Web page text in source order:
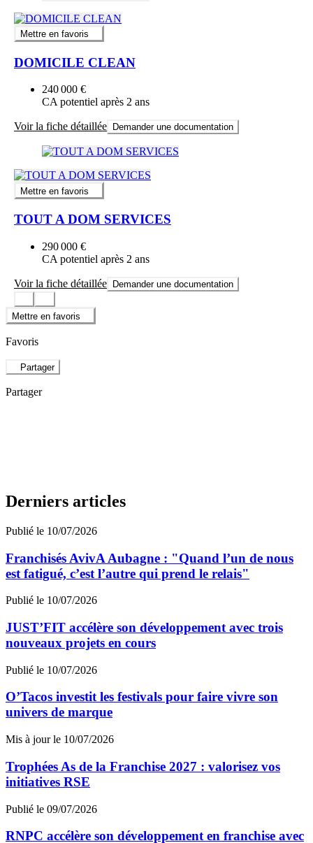
Mettre en favoris
DOMICILE CLEAN
240 000 €
CA potentiel après 2 ans
Voir la fiche détaillée Demander une documentation
Mettre en favoris
TOUT A DOM SERVICES
290 000 €
CA potentiel après 2 ans
Voir la fiche détaillée Demander une documentation
Mettre en favoris
Favoris
Partager
Partager
Derniers articles
Publié le 10/07/2026
Franchisés AvivA Aubagne : "Quand l’un de nous
est fatigué, c’est l’autre qui prend le relais"
Publié le 10/07/2026
JUST’FIT accélère son développement avec trois
nouveaux projets en cours
Publié le 10/07/2026
O’Tacos investit les festivals pour faire vivre son
univers de marque
Mis à jour le 10/07/2026
Trophées As de la Franchise 2027 : valorisez vos
initiatives RSE
Publié le 09/07/2026
RNPC accélère son développement en franchise avec